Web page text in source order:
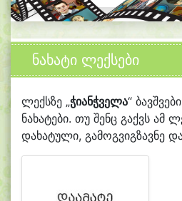
ნახატი ლექსები
ლექსზე „ჭიანჭველა“
ნახატები. თუ შენც გაქვს ამ
დახატული, გამოგვიგზავნე